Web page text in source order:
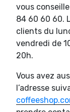
vous
84 60 60 60.
clients du
vendredi de
20h.
Vous avez
l’adresse